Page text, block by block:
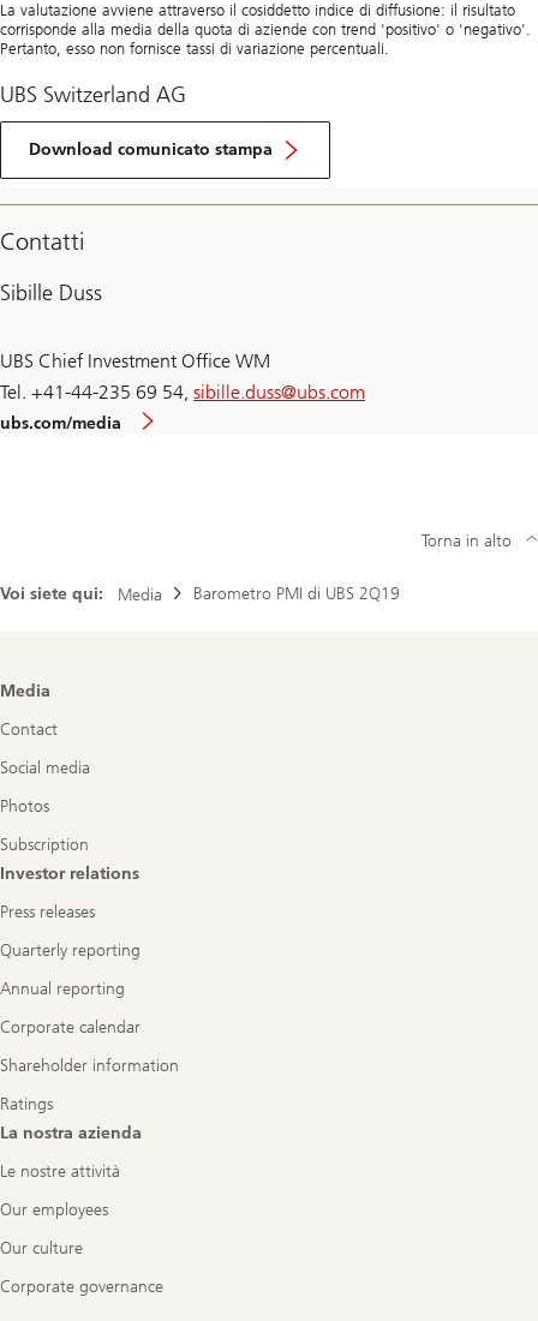
La valutazione avviene attraverso il cosiddetto indice di diffusione: il risultato
corrisponde alla media della quota di aziende con trend 'positivo' o 'negativo'.
Pertanto, esso non fornisce tassi di variazione percentuali.
UBS Switzerland AG
Download comunicato stampa
Contatti
Sibille Duss
UBS Chief Investment Office WM
Tel. +41-44-235 69 54, sibille.duss@ubs.com
ubs.com/media
Voi siete qui: Media Barometro PMI di UBS 2Q19
Torna in alto
Footer
Media
Contact
Social media
Photos
Subscription
Investor relations
Press releases
Quarterly reporting
Annual reporting
Corporate calendar
Shareholder information
Ratings
La nostra azienda
Le nostre attività
Our employees
Our culture
Corporate governance